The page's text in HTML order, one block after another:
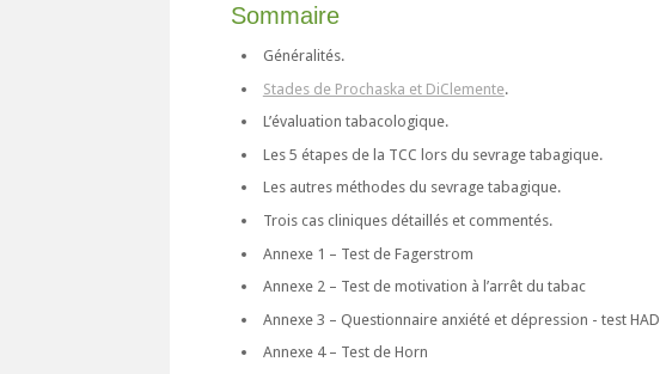
Sommaire
Généralités.
Stades de Prochaska et DiClemente.
L’évaluation tabacologique.
Les 5 étapes de la TCC lors du sevrage tabagique.
Les autres méthodes du sevrage tabagique.
Trois cas cliniques détaillés et commentés.
Annexe 1 – Test de Fagerstrom
Annexe 2 – Test de motivation à l’arrêt du tabac
Annexe 3 – Questionnaire anxiété et dépression - test HAD
Annexe 4 – Test de Horn